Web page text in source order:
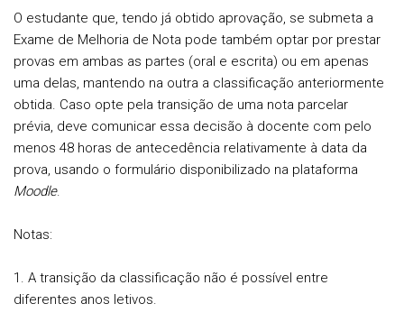
O estudante que, tendo já obtido aprovação, se submeta a
Exame de Melhoria de Nota pode também optar por prestar
provas em ambas as partes (oral e escrita) ou em apenas
uma delas, mantendo na outra a classificação anteriormente
obtida. Caso opte pela transição de uma nota parcelar
prévia, deve comunicar essa decisão à docente com pelo
menos 48 horas de antecedência relativamente à data da
prova, usando o formulário disponibilizado na plataforma
Moodle.
Notas:
1. A transição da classificação não é possível entre
diferentes anos letivos.